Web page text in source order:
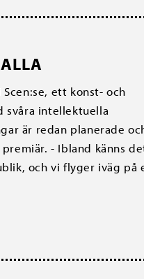
ett konst- och
svåra intellektuella
är redan planerade
- Ibland känns
och vi flyger iväg på